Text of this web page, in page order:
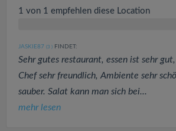
1 von 1 empfehlen diese Location
JASKIE87 (3 ) FINDET:
Sehr gutes restaurant, essen ist sehr
Chef sehr freundlich, Ambiente sehr
sauber. Salat kann man sich bei...
mehr lesen